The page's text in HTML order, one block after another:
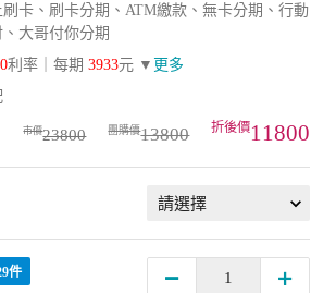
卡、刷卡分期、ATM繳款、無卡分期、行動
、大哥付你分期
0利率｜每期 3933元 ▼ 更多
23800 13800 11800
件